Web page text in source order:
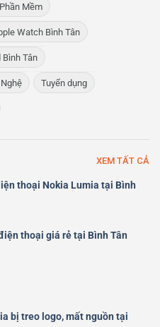
Mềm
Watch Bình Tân
Bình Tân
Tuyển dụng
XEM TẤT CẢ
thoại Nokia Lumia tại Bình
thoại giá rẻ tại Bình Tân
bị treo logo, mất nguồn tại